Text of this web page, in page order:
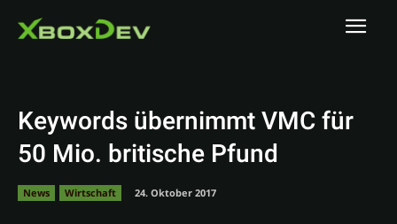
Keywords übernimmt VMC für
50 Mio. britische Pfund
News Wirtschaft 24. Oktober 2017